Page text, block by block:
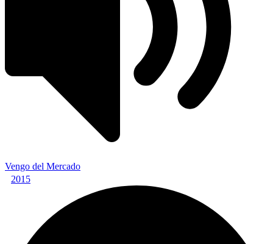
Vengo del Mercado
2015